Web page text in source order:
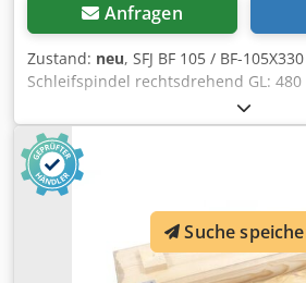
Anfragen
Zustand: neu, SFJ BF 105 / BF-
Schleifspindel rechtsdrehend GL:
Flansch Ø 98 mm, Kegel Ø 53,5 auf
mm SN:49701 ,ungebraucht in
Originalverpackung, 100%
gem. Fotos Csdpfx Ajx Euk Uomyjrf
Suche